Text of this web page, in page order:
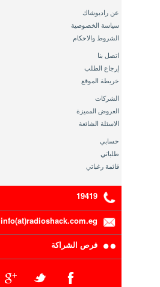
عن راديوشاك
سياسة الخصوصية
الشروط والاحكام
اتصل بنا
إرجاع الطلب
خريطة الموقع
الشركات
العروض المميزة
الاسئلة الشائعة
حسابي
طلباتي
قائمة رغباتي
19419
info(at)radioshack.com.eg
فرص الشراكة